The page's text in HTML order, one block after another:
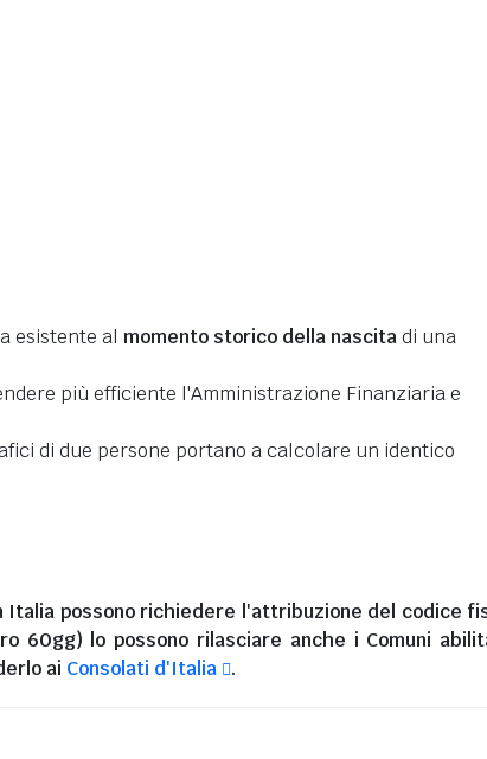
esistente al momento storico della nascitadi una
più efficiente l'Amministrazione Finanziaria e
di due persone portano a calcolare un identico
Italia possono richiedere l'attribuzione del codice
60gg) lo possono rilasciare anche i Comuni
ai Consolati d'Italia .